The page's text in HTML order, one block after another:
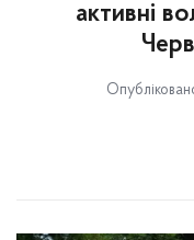
активні